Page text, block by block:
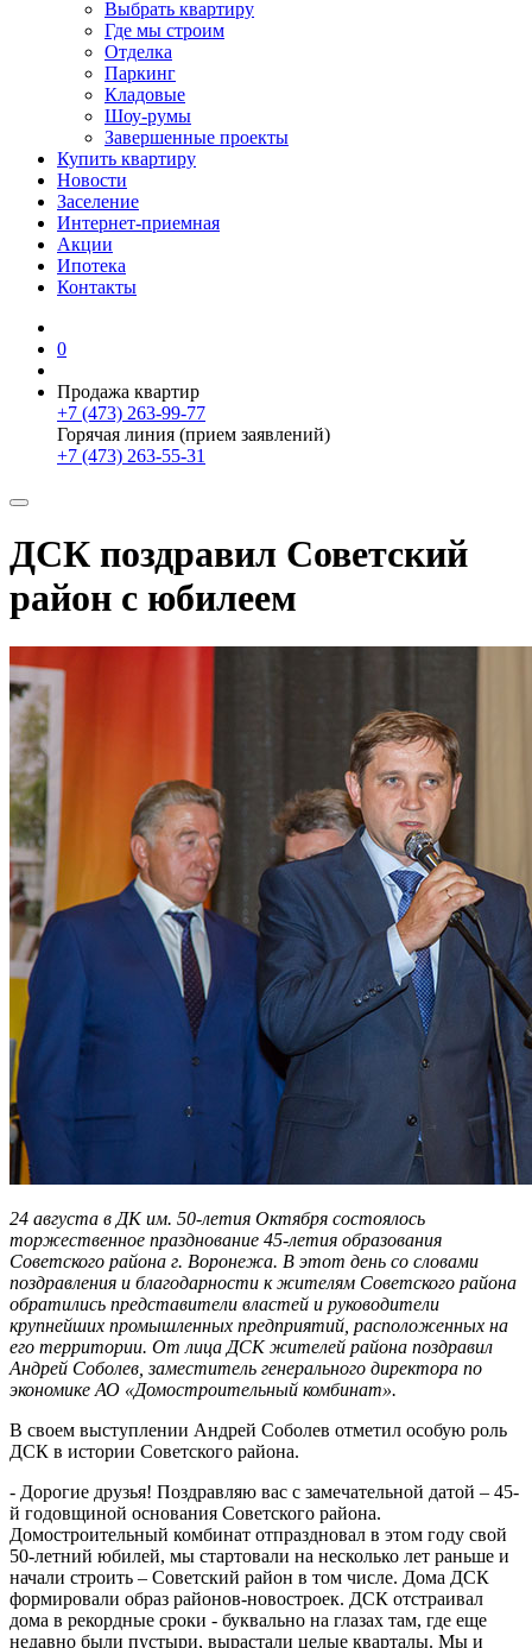
Выбрать квартиру
Где мы строим
Отделка
Паркинг
Кладовые
Шоу-румы
Завершенные проекты
Купить квартиру
Новости
Заселение
Интернет-приемная
Акции
Ипотека
Контакты
0
Продажа квартир
+7 (473) 263-99-77
Горячая линия (прием заявлений)
+7 (473) 263-55-31
ДСК поздравил Советский
район с юбилеем
24 августа в ДК им. 50-летия Октября состоялось
торжественное празднование 45-летия образования
Советского района г. Воронежа. В этот день со словами
поздравления и благодарности к жителям Советского района
обратились представители властей и руководители
крупнейших промышленных предприятий, расположенных на
его территории. От лица ДСК жителей района поздравил
Андрей Соболев, заместитель генерального директора по
экономике АО «Домостроительный комбинат».
В своем выступлении Андрей Соболев отметил особую роль
ДСК в истории Советского района.
- Дорогие друзья! Поздравляю вас с замечательной датой – 45-
й годовщиной основания Советского района.
Домостроительный комбинат отпраздновал в этом году свой
50-летний юбилей, мы стартовали на несколько лет раньше и
начали строить – Советский район в том числе. Дома ДСК
формировали образ районов-новостроек. ДСК отстраивал
дома в рекордные сроки - буквально на глазах там, где еще
недавно были пустыри, вырастали целые кварталы. Мы и